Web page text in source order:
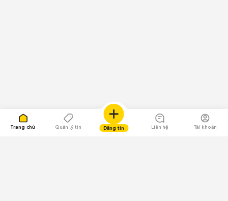
Trang chủ Quản lý tin Đăng tin Liên hệ Tài khoản